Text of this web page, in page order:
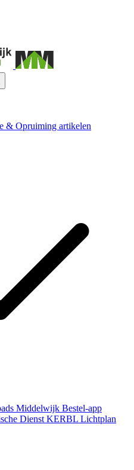
& Opruiming artikelen
Middelwijk Bestel-app
Dienst KERBL Lichtplan